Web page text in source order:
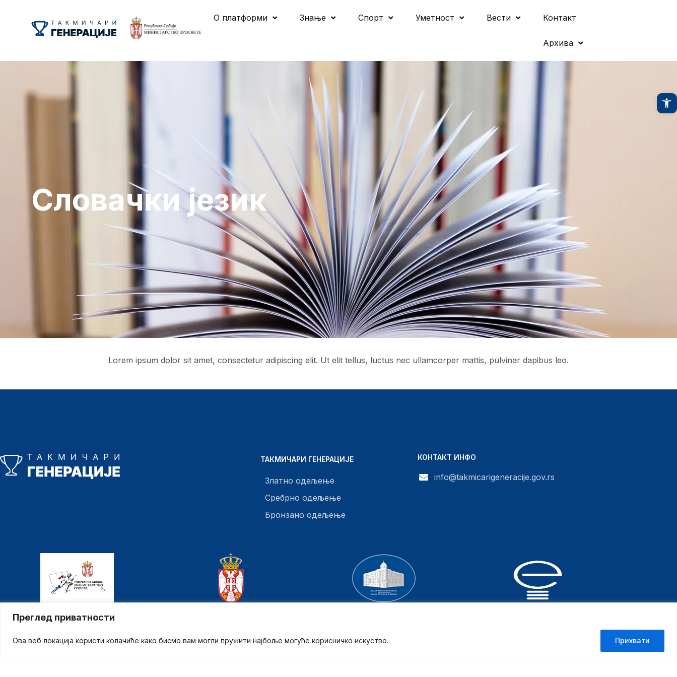
Преглед приватности
Ова веб локација користи колачиће како бисмо вам могли пружити најбоље могуће корисничко искуство. Прихвати
О платформи Знање Спорт Уметност Вести Контакт
Архива
Словачки језик
Lorem ipsum dolor sit amet, consectetur adipiscing elit. Ut elit tellus, luctus nec ullamcorper mattis, pulvinar dapibus leo.
ТАКМИЧАРИ ГЕНЕРАЦИЈЕ
Златно одељење
Сребрно одељење
Бронзано одељење
КОНТАКТ ИНФО
info@takmicarigeneracije.gov.rs